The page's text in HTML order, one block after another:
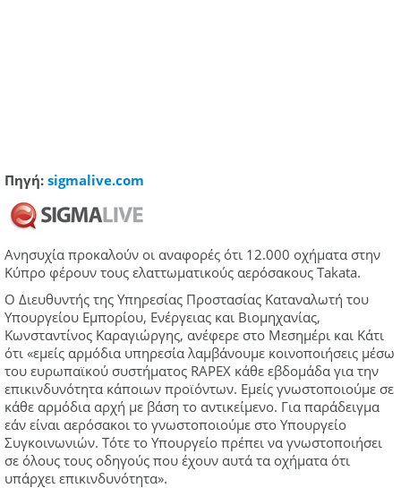
Πηγή: sigmalive.com
Ανησυχία προκαλούν οι αναφορές ότι 12.000 οχήματα στην
Κύπρο φέρουν τους ελαττωματικούς αερόσακους Takata.
Ο Διευθυντής της Υπηρεσίας Προστασίας Καταναλωτή του
Υπουργείου Εμπορίου, Ενέργειας και Βιομηχανίας,
Κωνσταντίνος Καραγιώργης, ανέφερε στο Μεσημέρι και Κάτι
ότι «εμείς αρμόδια υπηρεσία λαμβάνουμε κοινοποιήσεις μέσω
του ευρωπαϊκού συστήματος RAPEX κάθε εβδομάδα για την
επικινδυνότητα κάποιων προϊόντων. Εμείς γνωστοποιούμε σε
κάθε αρμόδια αρχή με βάση το αντικείμενο. Για παράδειγμα
εάν είναι αερόσακοι το γνωστοποιούμε στο Υπουργείο
Συγκοινωνιών. Τότε το Υπουργείο πρέπει να γνωστοποιήσει
σε όλους τους οδηγούς που έχουν αυτά τα οχήματα ότι
υπάρχει επικινδυνότητα».